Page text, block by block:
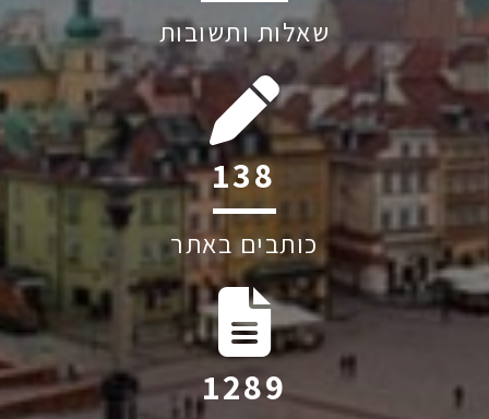
שאלות ותשובות
191
כותבים באתר
1776